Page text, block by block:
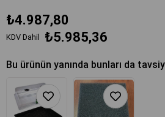
₺4.987,80
KDV Dahil ₺5.985,36
Bu ürünün yanında bunları da